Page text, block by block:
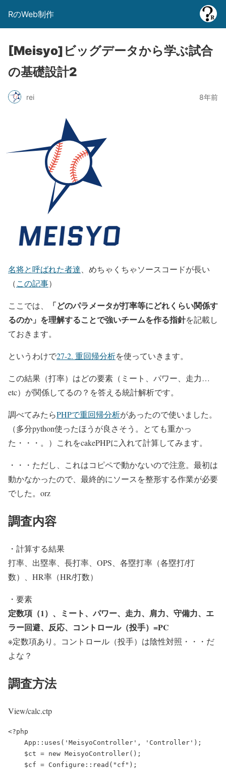
RのWeb制作
[Meisyo]ビッグデータから学ぶ試合
の基礎設計2
rei 8年前
名将と呼ばれた者達 、めちゃくちゃソースコードが長い
（この記事）
ここでは、
「どのパラメータが打率等にどれくらい関係す
るのか」を理解することで強いチームを作る指針を記載し
ておきます。
というわけで27-2. 重回帰分析を使っていきます。
この結果（打率）はどの要素（ミート、パワー、走力…
etc）が関係してるの？ を答える統計解析です。
調べてみたらPHPで重回帰分析があったので使いました。
（多分python使ったほうが良さそう。とても重かっ
た・・・。）これをcakePHPに入れて計算してみます。
・・・ただし、これはコピペで動かないので注意。最初は
動かなかったので、最終的にソースを整形する作業が必要
でした。orz
調査内容
・計算する結果
打率、出塁率、長打率、OPS、各塁打率（各塁打/打
数）、HR率（HR/打数）
・要素
定数項（1）、ミート、パワー、走力、肩力、守備力、エ
ラー回避、反応、コントロール（投手）=PC
※定数項あり。コントロール（投手）は陰性対照・・・だ
よな？
調査方法
View/calc.ctp
<?php
    App::uses('MeisyoController', 'Controller');
    $ct = new MeisyoController();
    $cf = Configure::read("cf");